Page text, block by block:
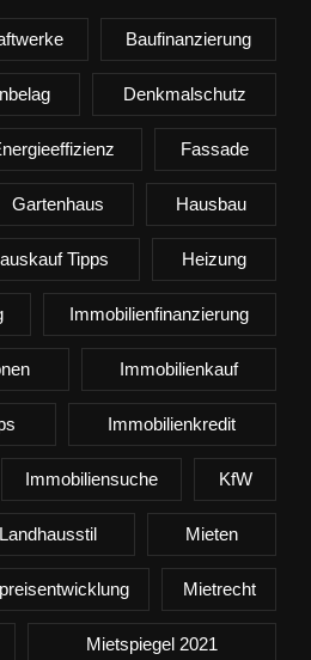
Baufinanzierung
Denkmalschutz
Fassade
Gartenhaus Hausbau
Tipps Heizung
Immobilienfinanzierung
Immobilienkauf
Immobilienkredit
Immobiliensuche KfW
Landhausstil Mieten
Mietrecht
Mietspiegel 2021